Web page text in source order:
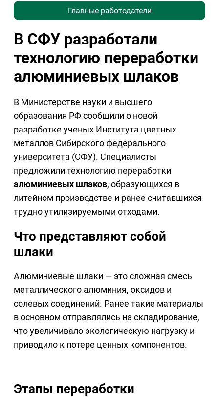
Главные работодатели
В СФУ разработали
технологию переработки
алюминиевых шлаков
В Министерстве науки и высшего
образования РФ сообщили о новой
разработке ученых Института цветных
металлов Сибирского федерального
университета (СФУ). Специалисты
предложили технологию переработки
алюминиевых шлаков, образующихся в
литейном производстве и ранее считавшихся
трудно утилизируемыми отходами.
Что представляют собой
шлаки
Алюминиевые шлаки — это сложная смесь
металлического алюминия, оксидов и
солевых соединений. Ранее такие материалы
в основном отправлялись на складирование,
что увеличивало экологическую нагрузку и
приводило к потере ценных компонентов.
Этапы переработки